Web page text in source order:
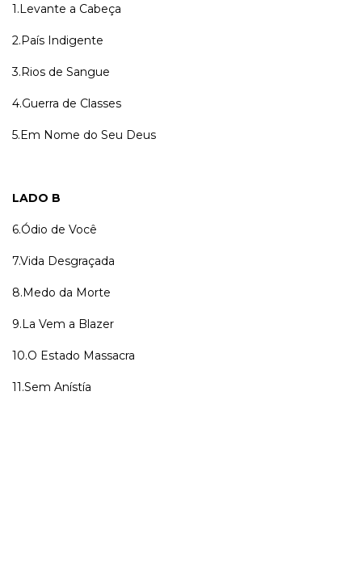
1.Levante a Cabeça
2.País Indigente
3.Rios de Sangue
4.Guerra de Classes
5.Em Nome do Seu Deus
LADO B
6.Ódio de Você
7.Vida Desgraçada
8.Medo da Morte
9.La Vem a Blazer
10.O Estado Massacra
11.Sem Anístía